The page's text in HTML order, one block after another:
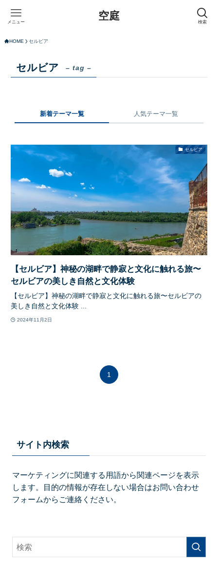
空庭 検索
メニュー
HOME セルビア
セルビア – tag –
新着テーマ一覧 人気テーマ一覧
セルビア
【セルビア】神秘の湖畔で静寂と文化に触れる旅〜
セルビアの美しき自然と文化体験
【セルビア】神秘の湖畔で静寂と文化に触れる旅〜セルビアの
美しき自然と文化体験 ...
2024年11月2日
1
サイト内検索
マーケティングに関連する用語から関連ページを表示
します。目的の情報が存在しない場合はお問い合わせ
フォームからご連絡ください。